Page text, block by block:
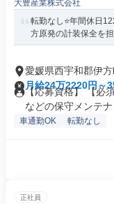
大豊産業株式会社
転勤なし⭐年間休日
方原発の計装保全を
愛媛県西宇和郡伊
月給24万2220円～
【応募資格】 【必
などの保守メンテナ
車通勤OK 転勤なし
正社員